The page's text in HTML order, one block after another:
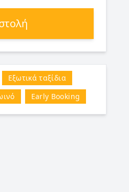
Εξωτικά ταξίδια
Early Booking